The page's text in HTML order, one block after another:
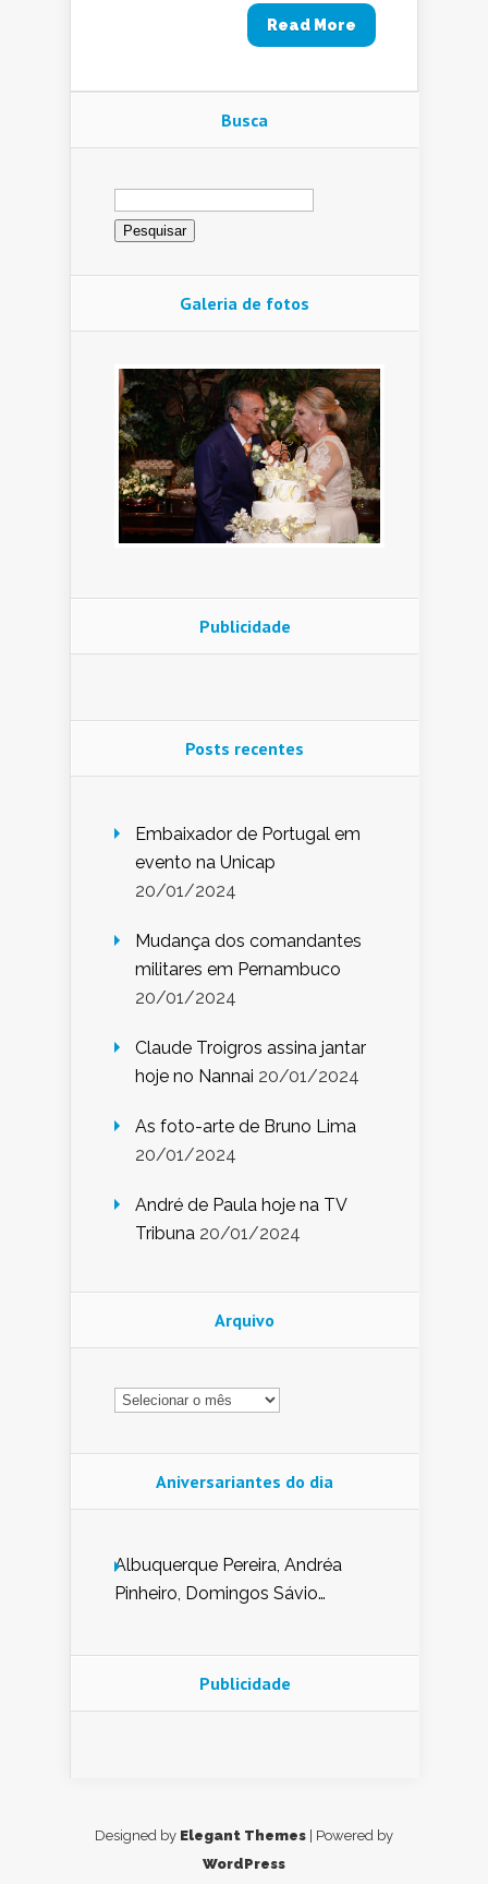
Read More
Busca
Pesquisar
por:
Galeria de fotos
Publicidade
Posts recentes
Embaixador de Portugal em
evento na Unicap
20/01/2024
Mudança dos comandantes
militares em Pernambuco
20/01/2024
Claude Troigros assina jantar
hoje no Nannai 20/01/2024
As foto-arte de Bruno Lima
20/01/2024
André de Paula hoje na TV
Tribuna 20/01/2024
Arquivo
Arquivo
Aniversariantes do dia
Albuquerque Pereira, Andréa
Pinheiro, Domingos Sávio
Nunes de Sena, Fátima Peixoto,
Glória Pereira, Kátia Mesel,
Publicidade
Designed by Elegant Themes | Powered by
WordPress